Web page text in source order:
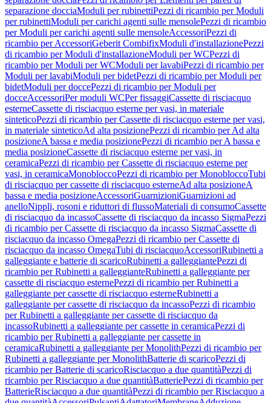
separazione docciaModuli per rubinettiPezzi di ricambio per Moduli
per rubinettiModuli per carichi agenti sulle mensolePezzi di ricambio
per Moduli per carichi agenti sulle mensoleAccessoriPezzi di
ricambio per AccessoriGeberit CombifixModuli d'installazionePezzi
di ricambio per Moduli d'installazioneModuli per WCPezzi di
ricambio per Moduli per WCModuli per lavabiPezzi di ricambio per
Moduli per lavabiModuli per bidetPezzi di ricambio per Moduli per
bidetModuli per doccePezzi di ricambio per Moduli per
docceAccessoriPer moduli WCPer fissaggiCassette di risciacquo
esterneCassette di risciacquo esterne per vasi, in materiale
sinteticoPezzi di ricambio per Cassette di risciacquo esterne per vasi,
in materiale sinteticoAd alta posizionePezzi di ricambio per Ad alta
posizioneA bassa e media posizionePezzi di ricambio per A bassa e
media posizioneCassette di risciacquo esterne per vasi, in
ceramicaPezzi di ricambio per Cassette di risciacquo esterne per
vasi, in ceramicaMonobloccoPezzi di ricambio per MonobloccoTubi
di risciacquo per cassette di risciacquo esterneAd alta posizioneA
bassa e media posizioneAccessoriGuarnizioniGuarnizioni ad
anelloNippli, rosoni e riduttori di flussoMateriali di consumoCassette
di risciacquo da incassoCassette di risciacquo da incasso SigmaPezzi
di ricambio per Cassette di risciacquo da incasso SigmaCassette di
risciacquo da incasso OmegaPezzi di ricambio per Cassette di
risciacquo da incasso OmegaTubi di risciacquoAccessoriRubinetti a
galleggiante e batterie di scaricoRubinetti a galleggiantePezzi di
ricambio per Rubinetti a galleggianteRubinetti a galleggiante per
cassette di risciacquo esternePezzi di ricambio per Rubinetti a
galleggiante per cassette di risciacquo esterneRubinetti a
galleggiante per cassette di risciacquo da incassoPezzi di ricambio
per Rubinetti a galleggiante per cassette di risciacquo da
incassoRubinetti a galleggiante per cassette in ceramicaPezzi di
ricambio per Rubinetti a galleggiante per cassette in
ceramicaRubinetti a galleggiante per MonolithPezzi di ricambio per
Rubinetti a galleggiante per MonolithBatterie di scaricoPezzi di
ricambio per Batterie di scaricoRisciacquo a due quantitàPezzi di
ricambio per Risciacquo a due quantitàBatteriePezzi di ricambio per
BatterieRisciacquo a due quantitàPezzi di ricambio per Risciacquo a